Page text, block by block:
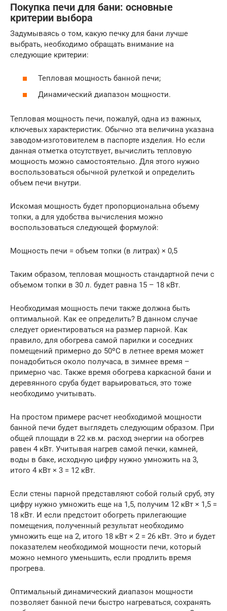
Покупка печи для бани: основные
критерии выбора
Задумываясь о том, какую печку для бани лучше
выбрать, необходимо обращать внимание на
следующие критерии:
Тепловая мощность банной печи;
Динамический диапазон мощности.
Тепловая мощность печи, пожалуй, одна из важных,
ключевых характеристик. Обычно эта величина указана
заводом-изготовителем в паспорте изделия. Но если
данная отметка отсутствует, вычислить тепловую
мощность можно самостоятельно. Для этого нужно
воспользоваться обычной рулеткой и определить
объем печи внутри.
Искомая мощность будет пропорциональна объему
топки, а для удобства вычисления можно
воспользоваться следующей формулой:
Мощность печи = объем топки (в литрах) × 0,5
Таким образом, тепловая мощность стандартной печи с
объемом топки в 30 л. будет равна 15 – 18 кВт.
Необходимая мощность печи также должна быть
оптимальной. Как ее определить? В данном случае
следует ориентироваться на размер парной. Как
правило, для обогрева самой парилки и соседних
помещений примерно до 50ºС в летнее время может
понадобиться около получаса, в зимнее время –
примерно час. Также время обогрева каркасной бани и
деревянного сруба будет варьироваться, это тоже
необходимо учитывать.
На простом примере расчет необходимой мощности
банной печи будет выглядеть следующим образом. При
общей площади в 22 кв.м. расход энергии на обогрев
равен 4 кВт. Учитывая нагрев самой печки, камней,
воды в баке, исходную цифру нужно умножить на 3,
итого 4 кВт × 3 = 12 кВт.
Если стены парной представляют собой голый сруб, эту
цифру нужно умножить еще на 1,5, получим 12 кВт × 1,5 =
18 кВт. И если предстоит обогреть прилегающие
помещения, полученный результат необходимо
умножить еще на 2, итого 18 кВт × 2 = 26 кВт. Это и будет
показателем необходимой мощности печи, который
можно немного уменьшить, если продлить время
прогрева.
Оптимальный динамический диапазон мощности
позволяет банной печи быстро нагреваться, сохранять